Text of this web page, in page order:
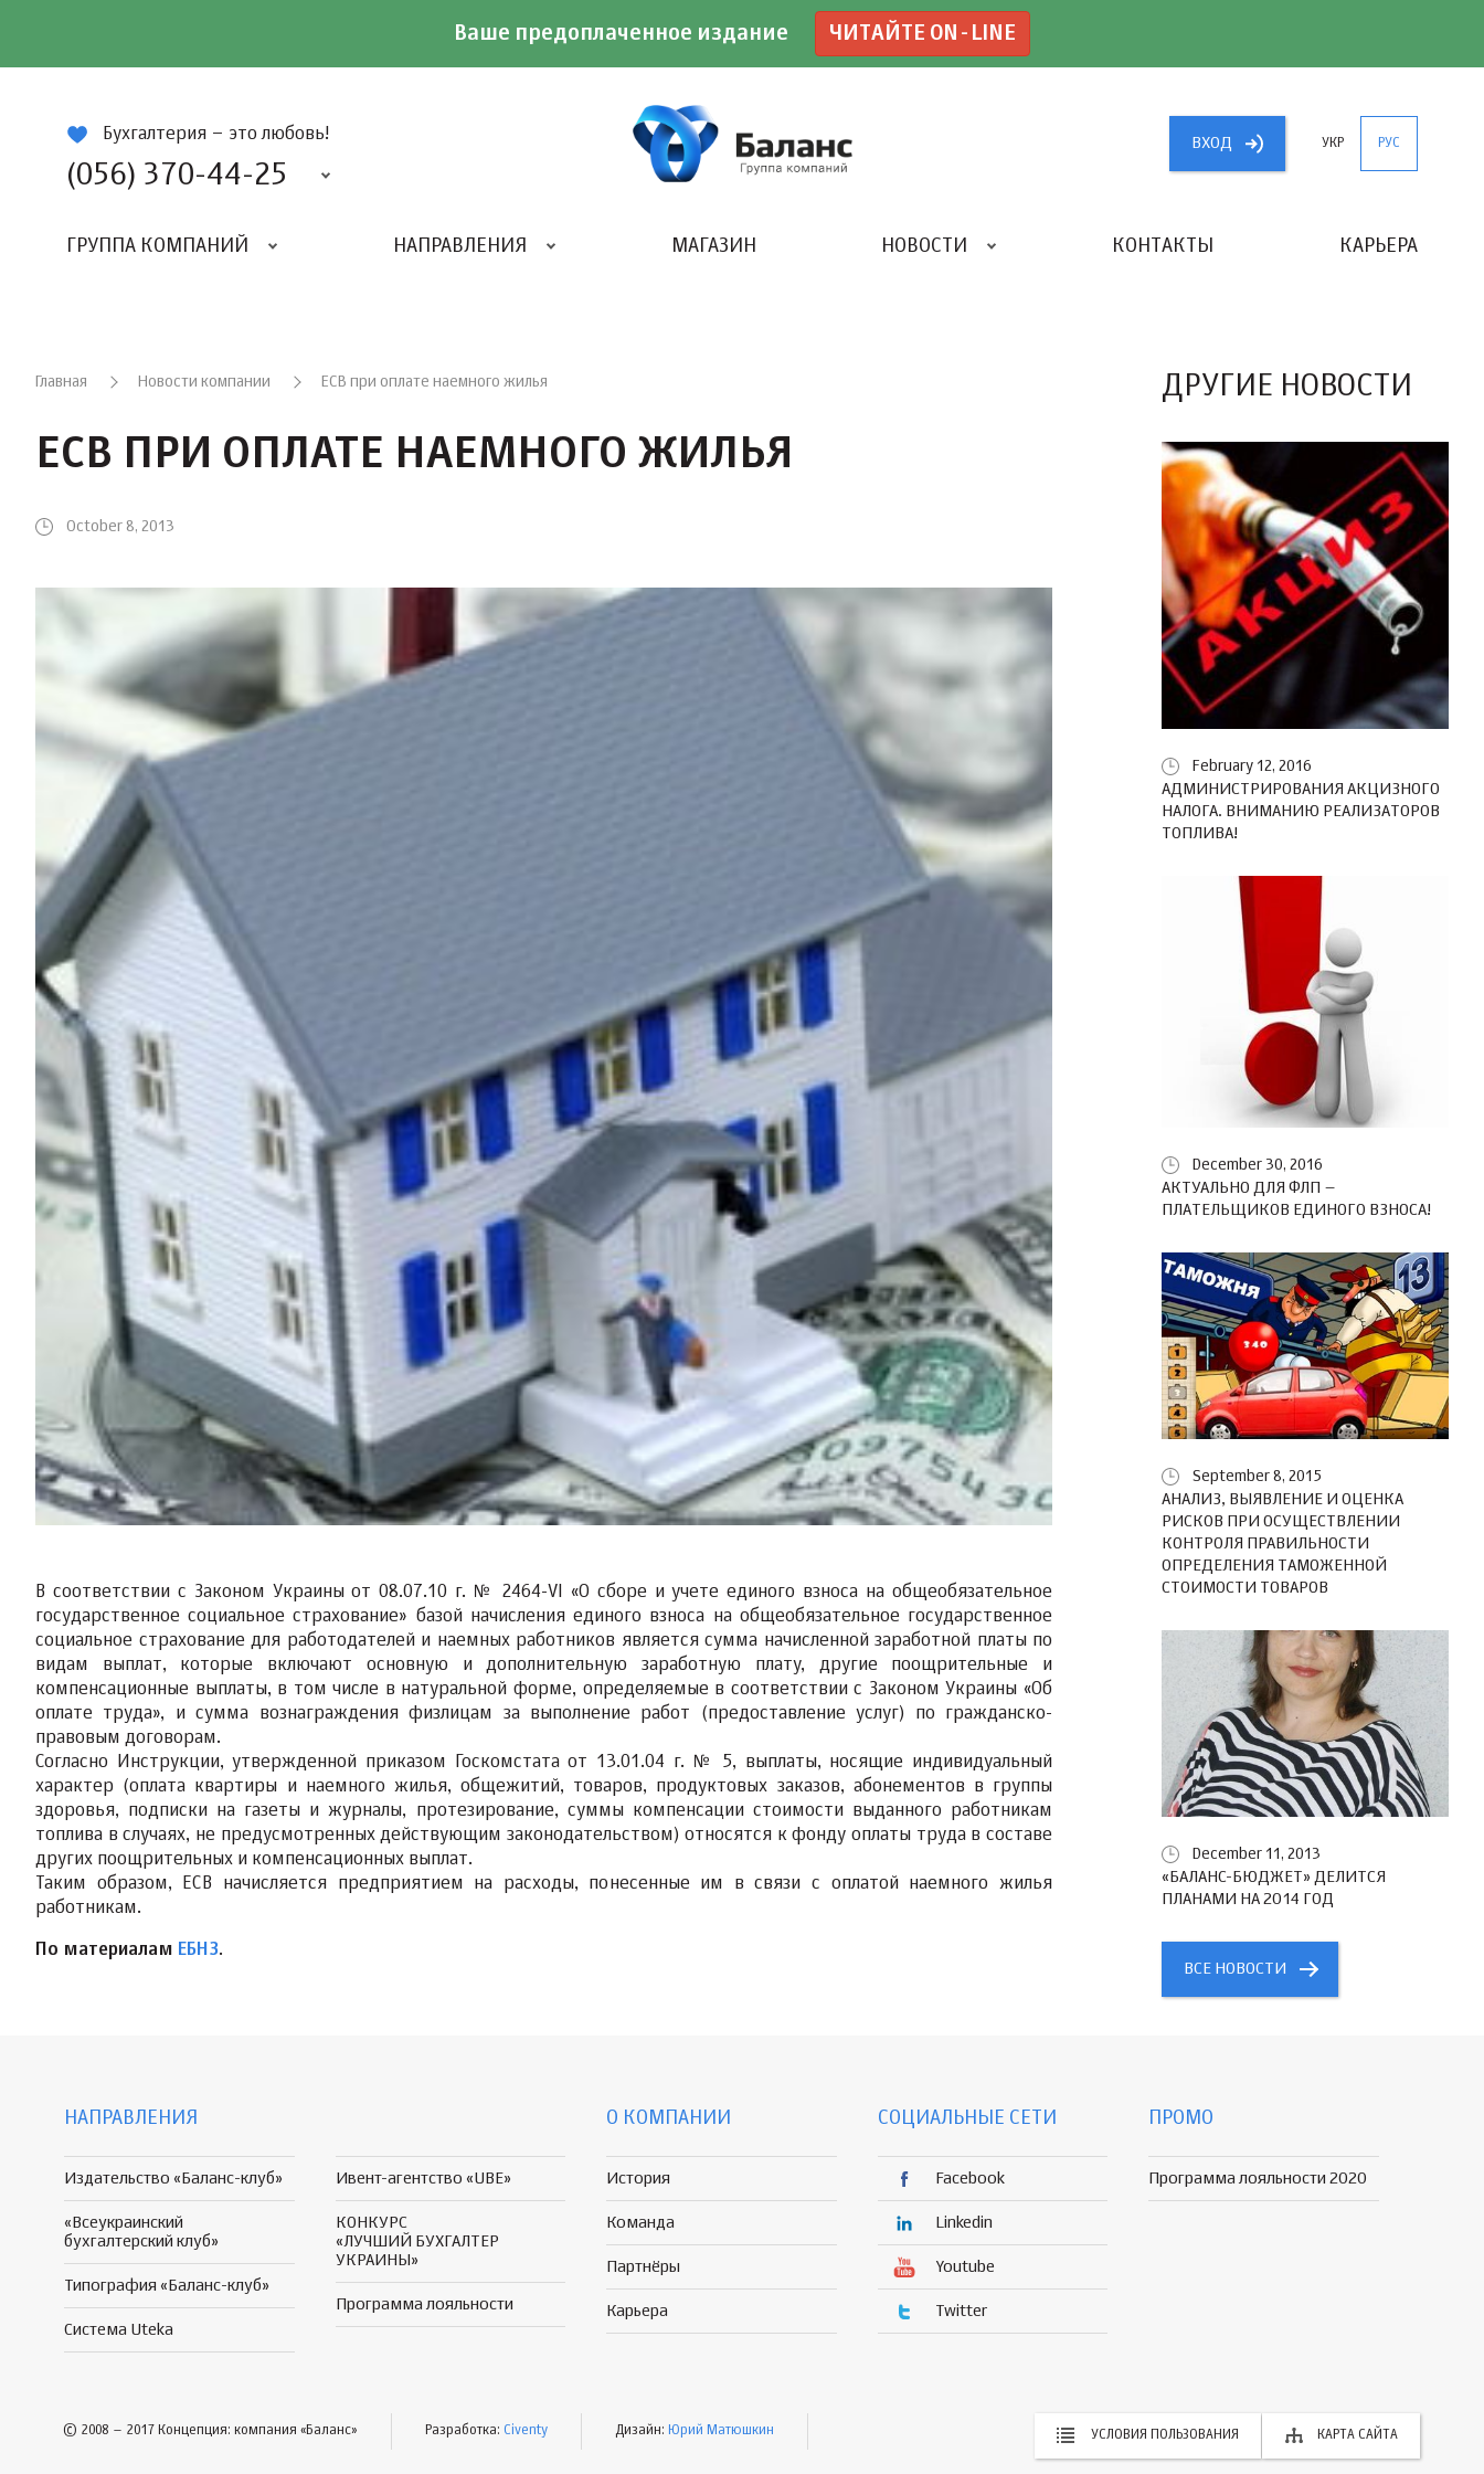
Ваше предоплаченное издание ЧИТАЙТЕ ON-LINE
Бухгалтерия – это любовь!
(056) 370-44-25
ВХОД УКР РУС
ГРУППА КОМПАНИЙ НАПРАВЛЕНИЯ МАГАЗИН НОВОСТИ КОНТАКТЫ КАРЬЕРА
Главная Новости компании ЕСВ при оплате наемного жилья
ЕСВ ПРИ ОПЛАТЕ НАЕМНОГО ЖИЛЬЯ
October 8, 2013
В соответствии с Законом Украины от 08.07.10 г. № 2464-VI «О сборе и учете единого взноса на общеобязательное
государственное социальное страхование» базой начисления единого взноса на общеобязательное государственное
социальное страхование для работодателей и наемных работников является сумма начисленной заработной платы по
видам выплат, которые включают основную и дополнительную заработную плату, другие поощрительные и
компенсационные выплаты, в том числе в натуральной форме, определяемые в соответствии с Законом Украины «Об
оплате труда», и сумма вознаграждения физлицам за выполнение работ (предоставление услуг) по гражданско-
правовым договорам.
Согласно Инструкции, утвержденной приказом Госкомстата от 13.01.04 г. № 5, выплаты, носящие индивидуальный
характер (оплата квартиры и наемного жилья, общежитий, товаров, продуктовых заказов, абонементов в группы
здоровья, подписки на газеты и журналы, протезирование, суммы компенсации стоимости выданного работникам
топлива в случаях, не предусмотренных действующим законодательством) относятся к фонду оплаты труда в составе
других поощрительных и компенсационных выплат.
Таким образом, ЕСВ начисляется предприятием на расходы, понесенные им в связи с оплатой наемного жилья
работникам.
По материалам ЕБНЗ.
ДРУГИЕ НОВОСТИ
February 12, 2016
АДМИНИСТРИРОВАНИЯ АКЦИЗНОГО
НАЛОГА. ВНИМАНИЮ РЕАЛИЗАТОРОВ
ТОПЛИВА!
December 30, 2016
АКТУАЛЬНО ДЛЯ ФЛП –
ПЛАТЕЛЬЩИКОВ ЕДИНОГО ВЗНОСА!
September 8, 2015
АНАЛИЗ, ВЫЯВЛЕНИЕ И ОЦЕНКА
РИСКОВ ПРИ ОСУЩЕСТВЛЕНИИ
КОНТРОЛЯ ПРАВИЛЬНОСТИ
ОПРЕДЕЛЕНИЯ ТАМОЖЕННОЙ
СТОИМОСТИ ТОВАРОВ
December 11, 2013
«БАЛАНС-БЮДЖЕТ» ДЕЛИТСЯ
ПЛАНАМИ НА 2014 ГОД
ВСЕ НОВОСТИ
НАПРАВЛЕНИЯ
Издательство «Баланс-клуб»
«Всеукраинский
бухгалтерский клуб»
Типография «Баланс-клуб»
Система Uteka
Ивент-агентство «UBE»
КОНКУРС
«ЛУЧШИЙ БУХГАЛТЕР
УКРАИНЫ»
Программа лояльности
О КОМПАНИИ
История
Команда
Партнёры
Карьера
СОЦИАЛЬНЫЕ СЕТИ
Facebook
Linkedin
Youtube
Twitter
ПРОМО
Программа лояльности 2020
© 2008 – 2017 Концепция: компания «Баланс» Разработка: Civenty Дизайн: Юрий Матюшкин УСЛОВИЯ ПОЛЬЗОВАНИЯ КАРТА САЙТА